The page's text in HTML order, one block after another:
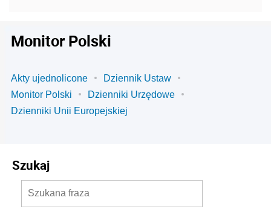
Monitor Polski
Akty ujednolicone
Dziennik Ustaw
Monitor Polski
Dzienniki Urzędowe
Dzienniki Unii Europejskiej
Szukaj